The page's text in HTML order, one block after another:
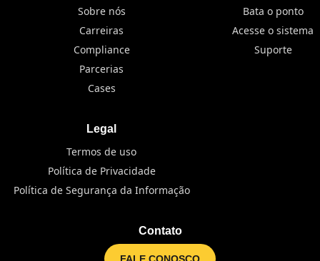
Sobre nós
Carreiras
Compliance
Parcerias
Cases
Bata o ponto
Acesse o sistema
Suporte
Legal
Termos de uso
Política de Privacidade
Política de Segurança da Informação
Contato